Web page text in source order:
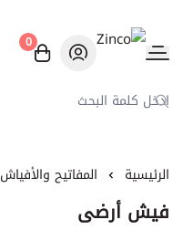
Zinco
0
الرئيسية المفاتيح والأفياش
فيش أرضى